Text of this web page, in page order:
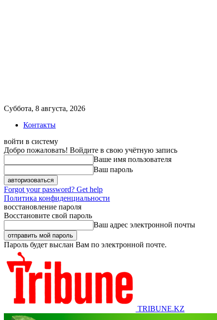
Суббота, 8 августа, 2026
Контакты
войти в систему
Добро пожаловать! Войдите в свою учётную запись
Ваше имя пользователя
Ваш пароль
Forgot your password? Get help
Политика конфиденциальности
восстановление пароля
Восстановите свой пароль
Ваш адрес электронной почты
Пароль будет выслан Вам по электронной почте.
TRIBUNE.KZ